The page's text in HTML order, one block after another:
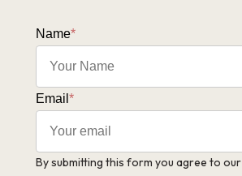
Name*
Email *
By submitting this form you agree to our